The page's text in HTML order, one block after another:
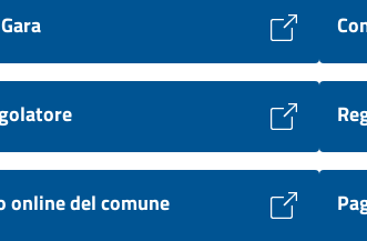
online del comune